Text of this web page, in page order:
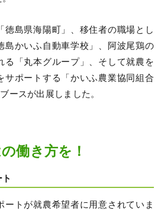
徳島県海陽町」、移住者の職場とし
島かいふ自動車学校」、阿波尾鶏の
る「丸本グループ」、そして就農を
サポートする「かいふ農業協同組合
ースが出展しました。
働き方を！
ートが就農希望者に用意されていま